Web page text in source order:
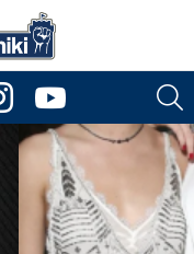
instagramyoutube